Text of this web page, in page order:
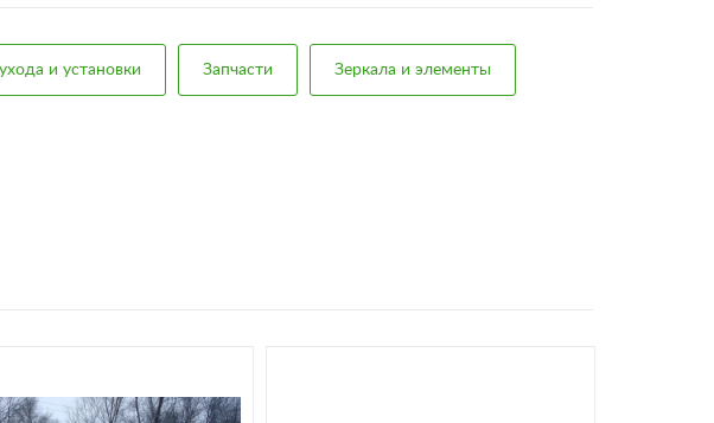
и установки Запчасти Зеркала и элементы